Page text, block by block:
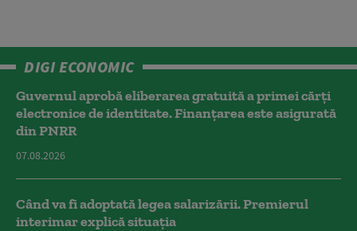
DIGI ECONOMIC
Guvernul aprobă eliberarea gratuită a primei cărţi
electronice de identitate. Finanțarea este asigurată
din PNRR
07.08.2026
Când va fi adoptată legea salarizării. Premierul
interimar explică situația